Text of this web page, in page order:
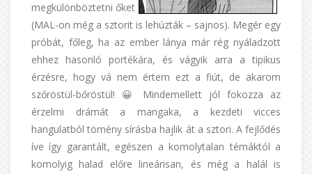
megkülönböztetni őket
(MAL-on még a sztorit is lehúzták – sajnos). Megér egy
próbát, főleg, ha az ember lánya már rég nyáladzott
ehhez hasonló portékára, és vágyik arra a tipikus
érzésre, hogy vá nem értem ezt a fiút, de akarom
szőröstül-bőröstül! 😀 Mindemellett jól fokozza az
érzelmi drámát a mangaka, a kezdeti vicces
hangulatból tömény sírásba hajlik át a sztori. A fejlődés
íve így garantált, egészen a komolytalan témáktól a
komolyig halad előre lineárisan, és még a halál is